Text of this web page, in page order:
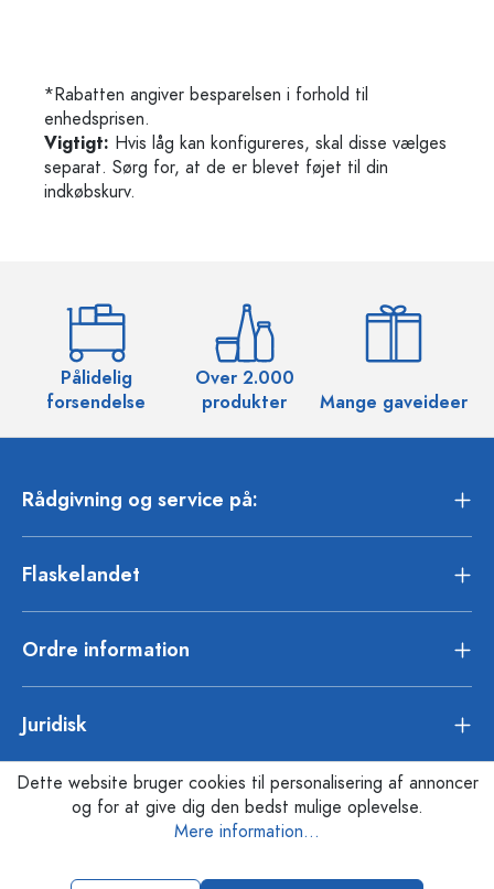
*Rabatten angiver besparelsen i forhold til
enhedsprisen.
Vigtigt: Hvis låg kan konfigureres, skal disse vælges
separat. Sørg for, at de er blevet føjet til din
indkøbskurv.
Pålidelig
forsendelse
Over 2.000
produkter
Mange gaveideer
Rådgivning og service på:
Flaskelandet
Ordre information
Juridisk
Dette website bruger cookies til personalisering af annoncer
og for at give dig den bedst mulige oplevelse.
Mere information...